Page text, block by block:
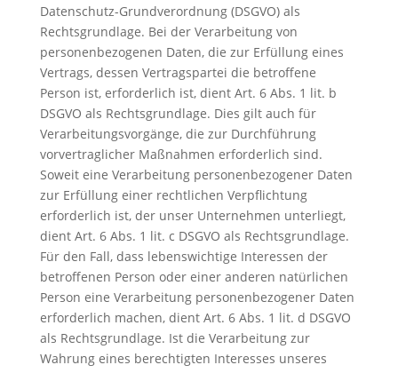
Datenschutz-Grundverordnung (DSGVO) als
Rechtsgrundlage. Bei der Verarbeitung von
personenbezogenen Daten, die zur Erfüllung eines
Vertrags, dessen Vertragspartei die betroffene
Person ist, erforderlich ist, dient Art. 6 Abs. 1 lit. b
DSGVO als Rechtsgrundlage. Dies gilt auch für
Verarbeitungsvorgänge, die zur Durchführung
vorvertraglicher Maßnahmen erforderlich sind.
Soweit eine Verarbeitung personenbezogener Daten
zur Erfüllung einer rechtlichen Verpflichtung
erforderlich ist, der unser Unternehmen unterliegt,
dient Art. 6 Abs. 1 lit. c DSGVO als Rechtsgrundlage.
Für den Fall, dass lebenswichtige Interessen der
betroffenen Person oder einer anderen natürlichen
Person eine Verarbeitung personenbezogener Daten
erforderlich machen, dient Art. 6 Abs. 1 lit. d DSGVO
als Rechtsgrundlage. Ist die Verarbeitung zur
Wahrung eines berechtigten Interesses unseres